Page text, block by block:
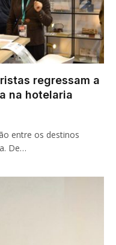
regressam a
na hotelaria
entre os destinos
De…